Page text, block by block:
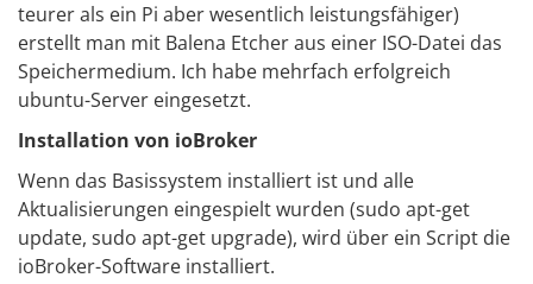
teurer als ein Pi aber wesentlich leistungsfähiger)
erstellt man mit Balena Etcher aus einer ISO-Datei das
Speichermedium. Ich habe mehrfach erfolgreich
ubuntu-Server eingesetzt.
Installation von ioBroker
Wenn das Basissystem installiert ist und alle
Aktualisierungen eingespielt wurden (sudo apt-get
update, sudo apt-get upgrade), wird über ein Script die
ioBroker-Software installiert.